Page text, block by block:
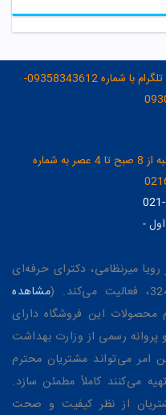
مشاوره رایگان بصورت چت در واتساپ و تلگرام با شماره 09358343612-
تماس تلفنی در روزهای شنبه تا پنج شنبه از 8 صبح تا 4 عصر به شماره
-
رویا میرنظامی، دکترای حرفه‌ای
مشاهده
محصولات این فروشگاه دارای
رسمی از وزارت بهداشت
امر می‌تواند مشتریان محترم
می‌کنند کاملاً مطمئن سازد.
از نظر کیفیت و صحت